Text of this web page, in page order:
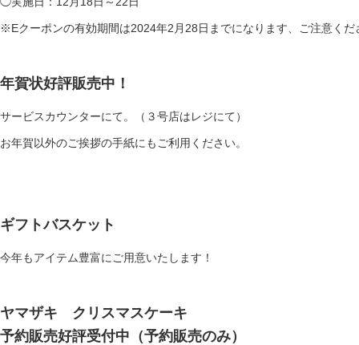
※Eクーポンの有効期間は2024年2月28日までになります、ご注意くだ
年賀状好評販売中！
サービスカウンターにて。（３号店はレジにて）
お年賀以外のご挨拶の手紙にもご利用ください。
ギフトバスケット
今年もアイテム豊富にご用意いたします！
ヤマザキ クリスマスケーキ
予約販売好評受付中 （予約販売のみ）